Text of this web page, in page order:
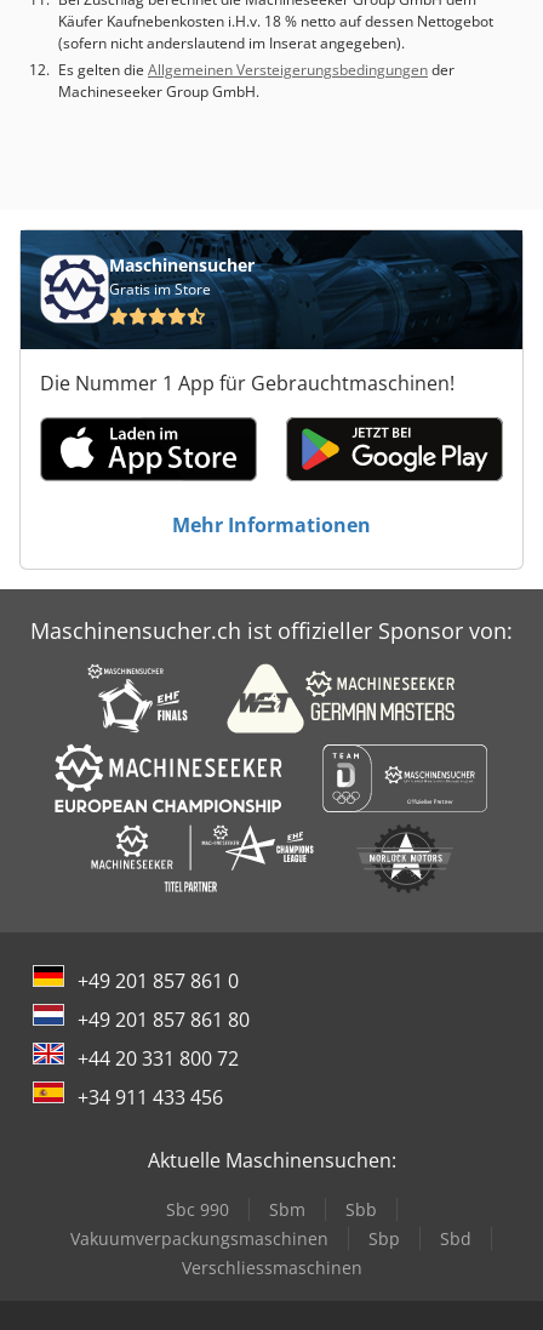
Käufer Kaufnebenkosten i.H.v. 18 % netto auf dessen Nettogebot
(sofern nicht anderslautend im Inserat angegeben).
Es gelten die Allgemeinen Versteigerungsbedingungender
Machineseeker Group GmbH.
Maschinensucher
Gratis im Store
Die Nummer 1 App für Gebrauchtmaschinen!
Mehr Informationen
Maschinensucher.ch ist offizieller Sponsor von:
+49 201 857 861 0
+49 201 857 861 80
+44 20 331 800 72
+34 911 433 456
Aktuelle Maschinensuchen:
Sbc 990 Sbm
Sbb
Vakuumverpackungsmaschinen
Sbp
Sbd
Verschliessmaschinen